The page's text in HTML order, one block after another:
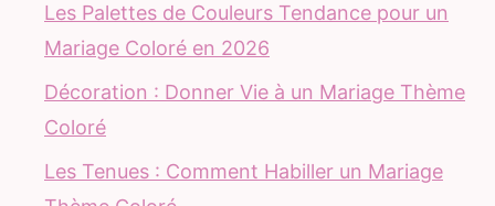
Les Palettes de Couleurs Tendance pour un
Mariage Coloré en 2026
Décoration : Donner Vie à un Mariage Thème
Coloré
Les Tenues : Comment Habiller un Mariage